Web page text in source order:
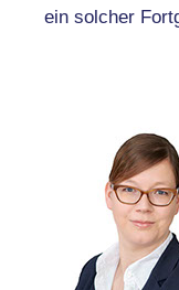
ein solcher